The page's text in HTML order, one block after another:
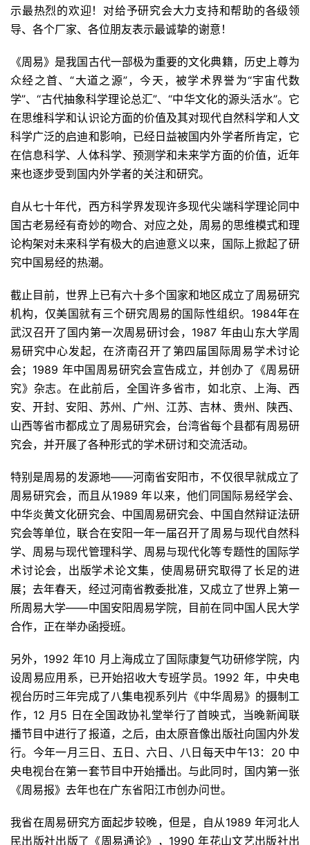
示最热烈的欢迎！对给予研究会大力支持和帮助的各级领
导、各个厂家、各位朋友表示最诚挚的谢意！
《周易》是我国古代一部极为重要的文化典籍，历史上尊为
众经之首、“大道之源”，今天，被学术界誉为“宇宙代数
学”、“古代抽象科学理论总汇”、“中华文化的源头活水”。它
在思维科学和认识论方面的价值及其对现代自然科学和人文
科学广泛的启迪和影响，已经日益被国内外学者所肯定，它
在信息科学、人体科学、预测学和未来学方面的价值，近年
来也逐步受到国内外学者的关注和研究。
自从七十年代，西方科学界发现许多现代尖端科学理论同中
国古老易经有奇妙的吻合、对应之处，周易的思维模式和理
论构架对未来科学有极大的启迪意义以来，国际上掀起了研
究中国易经的热潮。
截止目前，世界上已有六十多个国家和地区成立了周易研究
机构，仅美国就有三个研究周易的国际性组织。1984年在
武汉召开了国内第一次周易研讨会，1987 年由山东大学周
易研究中心发起，在济南召开了第四届国际周易学术讨论
会；1989 年中国周易研究会宣告成立，并创办了《周易研
究》杂志。在此前后，全国许多省市，如北京、上海、西
安、开封、安阳、苏州、广州、江苏、吉林、贵州、陕西、
山西等省市都成立了周易研究会，台湾省每个县都有周易研
究会，并开展了各种形式的学术研讨和交流活动。
特别是周易的发源地——河南省安阳市，不仅很早就成立了
周易研究会，而且从1989 年以来，他们同国际易经学会、
中华炎黄文化研究会、中国周易研究会、中国自然辩证法研
究会等单位，联合在安阳一年一届召开了周易与现代自然科
学、周易与现代管理科学、周易与现代化等专题性的国际学
术讨论会，出版学术论文集，使周易研究取得了长足的进
展；去年春天，经过河南省教委批准，又成立了世界上第一
所周易大学——中国安阳周易学院，目前在同中国人民大学
合作，正在举办函授班。
另外，1992 年10 月上海成立了国际康复气功研修学院，内
设周易应用系，已开始招收大专班学员。1992 年，中央电
视台历时三年完成了八集电视系列片《中华周易》的摄制工
作，12 月5 日在全国政协礼堂举行了首映式，当晚新闻联
播节目中进行了报道，之后，由太原音像出版社向国内外发
行。今年一月三日、五日、六日、八日每天中午13：20 中
央电视台在第一套节目中开始播出。与此同时，国内第一张
《周易报》去年也在广东省阳江市创办问世。
我省在周易研究方面起步较晚，但是，自从1989 年河北人
民出版社出版了《周易通论》，1990 年花山文艺出版社出